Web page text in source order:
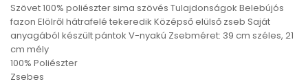
Szövet 100% poliészter sima szövés Tulajdonságok Belebújós
fazon Elölről hátrafelé tekeredik Középső elülső zseb Saját
anyagából készült pántok V-nyakú Zsebméret: 39 cm széles, 21
cm mély
100% Poliészter
Zsebes